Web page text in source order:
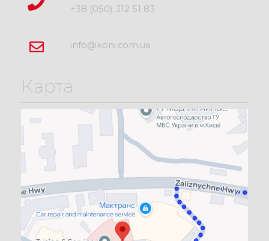
+38 (050) 312 51 83
info@koni.com.ua
Карта